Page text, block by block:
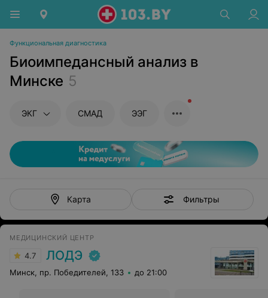
Функциональная диагностика
Биоимпедансный анализ в
Минске 5
ЭКГ СМАД ЭЭГ
Карта Фильтры
МЕДИЦИНСКИЙ ЦЕНТР
4.7 ЛОДЭ
Минск, пр. Победителей, 133 до 21:00